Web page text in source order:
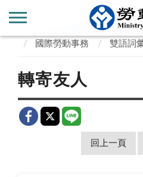
業務專區
勞動
國際勞動事務
雙語詞
轉寄友人
回上一頁